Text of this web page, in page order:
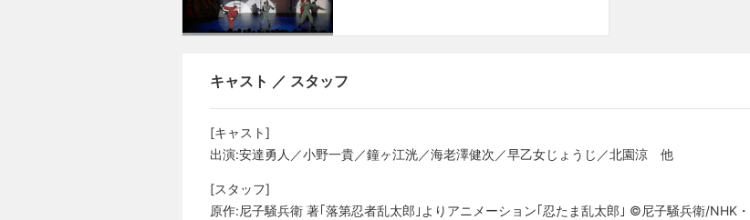
キャスト ／ スタッフ
[キャスト]
出演:安達勇人／小野一貴／鐘ヶ江洸／海老澤健次／早乙女じょうじ／北園涼 他
[スタッフ]
原作:尼子騒兵衛 著｢落第忍者乱太郎｣よりアニメーション｢忍たま乱太郎｣ ©尼子騒兵衛/NHK